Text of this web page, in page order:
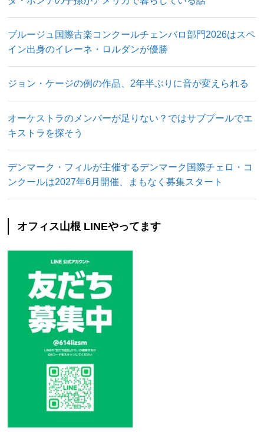
ブルージュ国際古楽コンクールチェンバロ部門2026はスペ
イン出身のイレーネ・ロルダンが優勝
ジョン・ケージの例の作品、2年半ぶりに音が変えられる
オーケストラのメンバーが足りない？ではサブプールでエ
キストラを探そう
デンマーク・フィルが主催するデンマーク国際チェロ・コ
ンクールは2027年6月開催、まもなく募集スタート
オフィス山根 LINEやってます